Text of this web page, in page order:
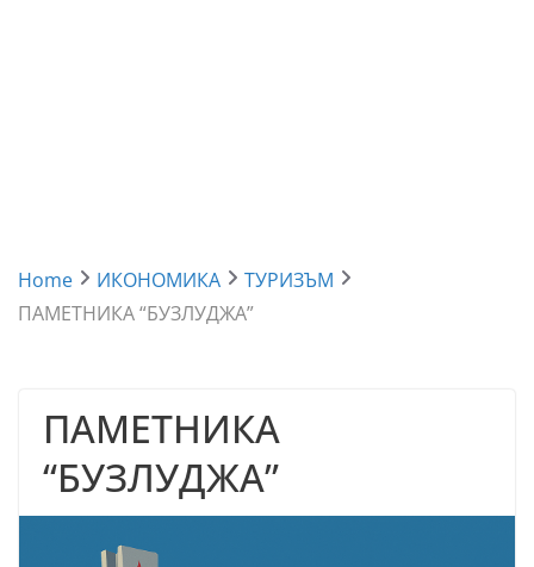
Home ИКОНОМИКА
ТУРИЗЪМ
ПАМЕТНИКА “БУЗЛУДЖА”
ПАМЕТНИКА
“БУЗЛУДЖА”